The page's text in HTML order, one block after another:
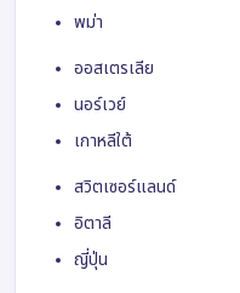
พม่า
ออสเตรเลีย
นอร์เวย์
เกาหลีใต้
สวิตเซอร์แลนด์
อิตาลี
ญี่ปุ่น